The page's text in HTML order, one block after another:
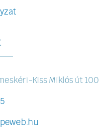
Kiss Miklós út 100.